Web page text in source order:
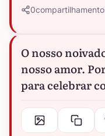
0
O nosso
nosso amor.
para celebrar